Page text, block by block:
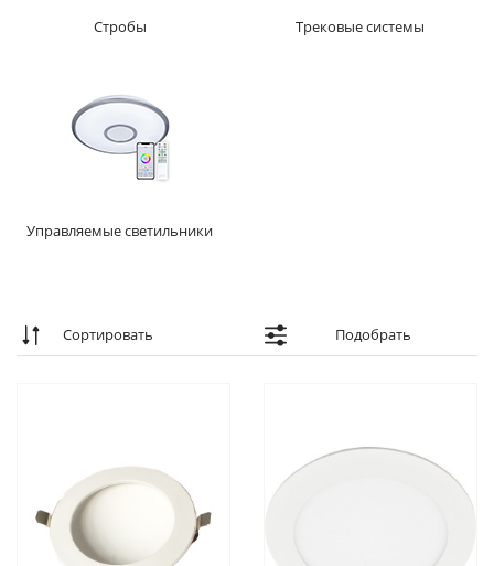
Стробы Трековые системы
Управляемые светильники
Сортировать Подобрать